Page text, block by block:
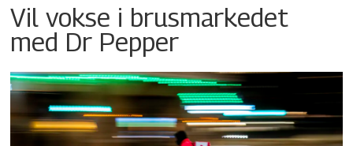
Vil vokse i brusmarkedet
med Dr Pepper